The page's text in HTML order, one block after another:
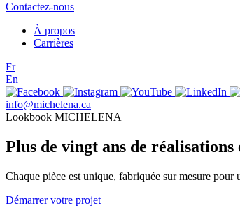
Contactez-nous
À propos
Carrières
Fr
En
info@michelena.ca
Lookbook MICHELENA
Plus de vingt ans de réalisations
Chaque pièce est unique, fabriquée sur mesure
Démarrer votre projet